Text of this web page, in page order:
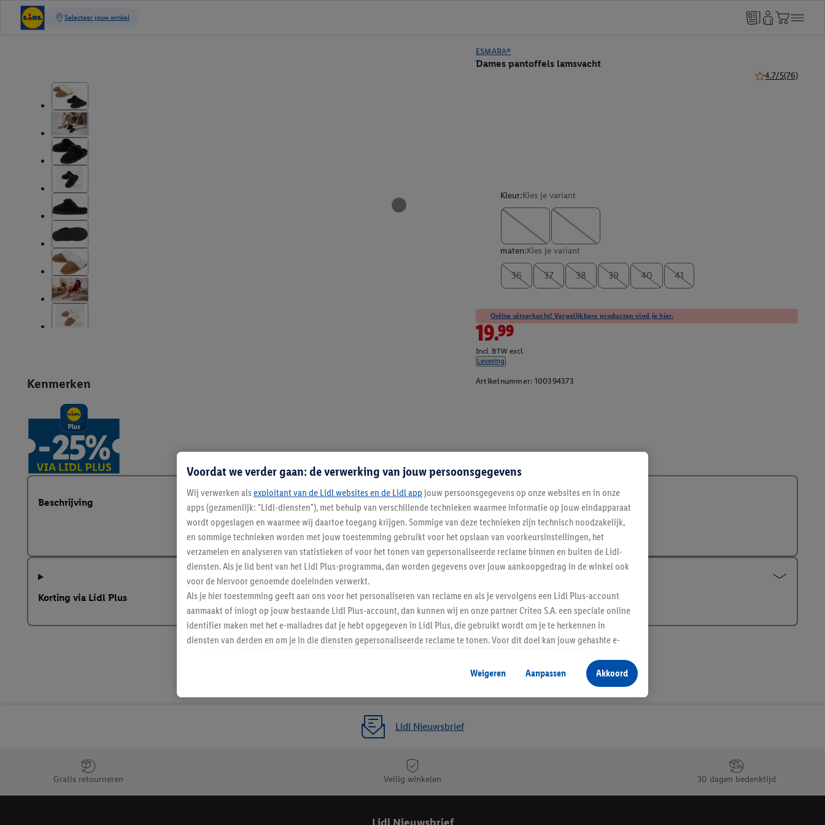
ESMARA®
Dames pantoffels lamsvacht
4.7/5(76)
Kenmerken
Kleur:Kies je variant
maten:Kies je variant
36 37 38 39 40 41
Online uitverkocht! Vergelijkbare producten vind je hier.
19.99
Incl. BTW excl.
Levering
Artikelnummer: 100394373
Beschrijving
Korting via Lidl Plus
Lidl Nieuwsbrief
Jouw voordelen bij ons als Lidl webshop klant
Gratis retourneren Veilig winkelen 30 dagen bedenktijd
Voordat we verder gaan: de verwerking van jouw persoonsgegevens
Wij verwerken als exploitant van de Lidl websites en de Lidl app jouw persoonsgegevens op onze websites en in onze
apps (gezamenlijk: "Lidl-diensten"), met behulp van verschillende technieken waarmee informatie op jouw eindapparaat
wordt opgeslagen en waarmee wij daartoe toegang krijgen. Sommige van deze technieken zijn technisch noodzakelijk,
en sommige technieken worden met jouw toestemming gebruikt voor het opslaan van voorkeursinstellingen, het
verzamelen en analyseren van statistieken of voor het tonen van gepersonaliseerde reclame binnen en buiten de Lidl-
diensten. Als je lid bent van het Lidl Plus-programma, dan worden gegevens over jouw aankoopgedrag in de winkel ook
voor de hiervoor genoemde doeleinden verwerkt.
Als je hier toestemming geeft aan ons voor het personaliseren van reclame en als je vervolgens een Lidl Plus-account
aanmaakt of inlogt op jouw bestaande Lidl Plus-account, dan kunnen wij en onze partner Criteo S.A. een speciale online
identifier maken met het e-mailadres dat je hebt opgegeven in Lidl Plus, die gebruikt wordt om je te herkennen in
diensten van derden en om je in die diensten gepersonaliseerde reclame te tonen. Voor dit doel kan jouw gehashte e-
Als je hiervoor toestemming geeft, dan kunnen retargeting advertenties worden weergegeven voor producten waarin je
eerder interesse hebt getoond (bijvoorbeeld door het product in een winkelmandje van een online winkel te plaatsen
maar het niet te kopen). De retargeting advertenties kunnen op verschillende eindapparaten en binnen verschillende
Lidl-diensten worden weergegeven, als verschillende eindapparaten en Lidl-diensten, met behulp van jouw gehashte e-
Onder "Aanpassen" kun je aangeven met welke cookies en vergelijkbare technieken en met welke
verwerkingsdoeleinden je instemt. Verder kan je er meer informatie vinden over de gegevensverwerking.
Weigeren Aanpassen Akkoord